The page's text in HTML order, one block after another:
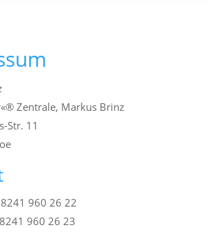
Zentrale, Markus Brinz
Str. 11
960 26 22
960 26 23